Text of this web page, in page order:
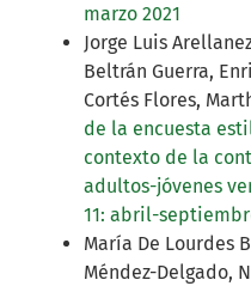
marzo 2021
Jorge Luis
Beltrán Guerra,
Cortés Flores,
de la encuesta
contexto de la
adultos-jóvenes
11: abril-
María De Lourdes
Méndez-Delgado,